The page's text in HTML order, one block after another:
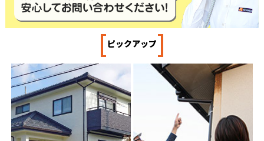
[ピックアップ]